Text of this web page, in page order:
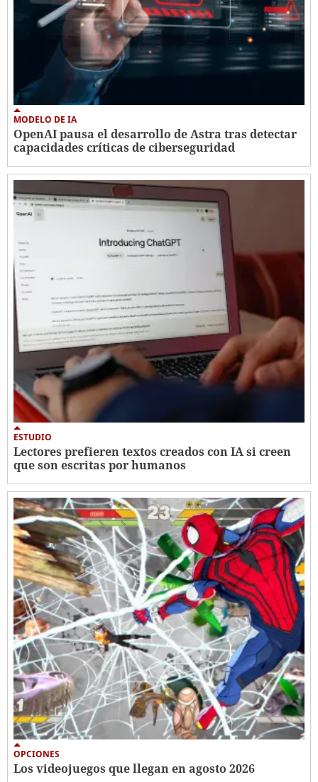
MODELO DE IA
OpenAI pausa el desarrollo de Astra tras detectar
capacidades críticas de ciberseguridad
ESTUDIO
Lectores prefieren textos creados con IA si creen
que son escritas por humanos
OPCIONES
Los videojuegos que llegan en agosto 2026